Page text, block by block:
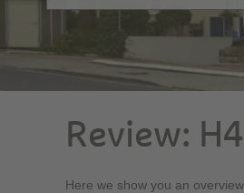
Review:
Here we show you an